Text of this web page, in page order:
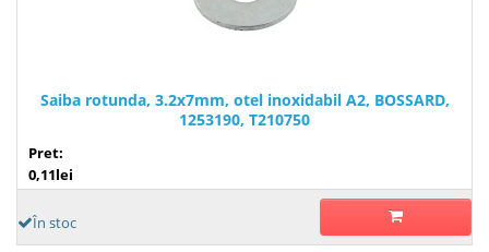
Saiba rotunda, 3.2x7mm, otel inoxidabil A2, BOSSARD,
1253190, T210750
Pret:
0,11lei
În stoc